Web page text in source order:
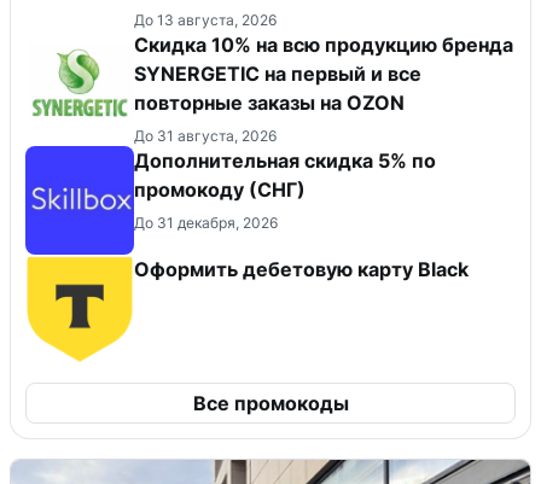
До 13 августа, 2026
Скидка 10% на всю продукцию бренда
SYNERGETIC на первый и все
повторные заказы на OZON
До 31 августа, 2026
Дополнительная скидка 5% по
промокоду (СНГ)
До 31 декабря, 2026
Оформить дебетовую карту Black
Все промокоды